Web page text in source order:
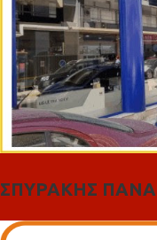
ΣΠΥΡΑΚΗΣ